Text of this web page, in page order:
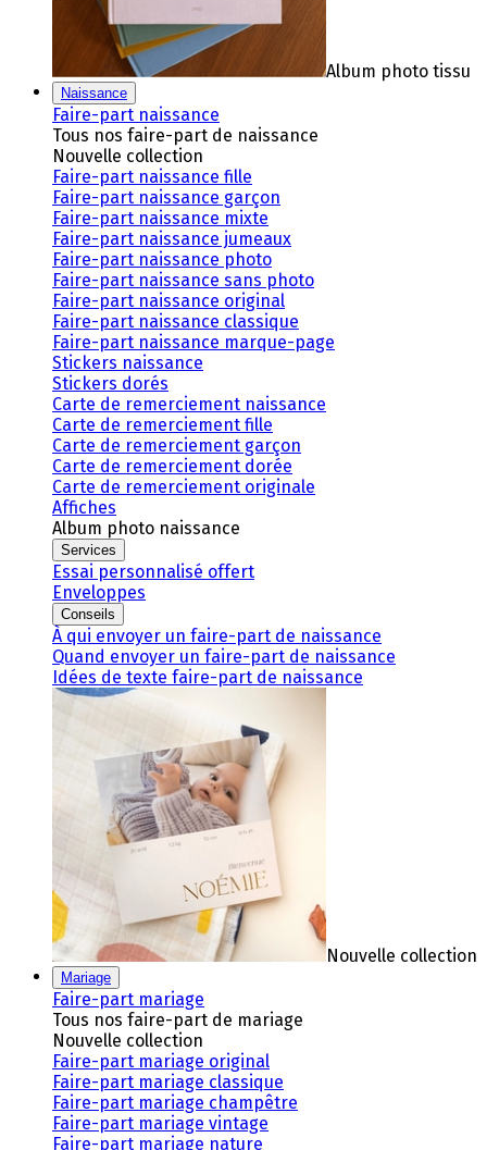
Album photo tissu
Naissance
Faire-part naissance
Tous nos faire-part de naissance
Nouvelle collection
Faire-part naissance fille
Faire-part naissance garçon
Faire-part naissance mixte
Faire-part naissance jumeaux
Faire-part naissance photo
Faire-part naissance sans photo
Faire-part naissance original
Faire-part naissance classique
Faire-part naissance marque-page
Stickers naissance
Stickers dorés
Carte de remerciement naissance
Carte de remerciement fille
Carte de remerciement garçon
Carte de remerciement dorée
Carte de remerciement originale
Affiches
Album photo naissance
Services
Essai personnalisé offert
Enveloppes
Conseils
À qui envoyer un faire-part de naissance
Quand envoyer un faire-part de naissance
Idées de texte faire-part de naissance
Nouvelle collection
Mariage
Faire-part mariage
Tous nos faire-part de mariage
Nouvelle collection
Faire-part mariage original
Faire-part mariage classique
Faire-part mariage champêtre
Faire-part mariage vintage
Faire-part mariage nature